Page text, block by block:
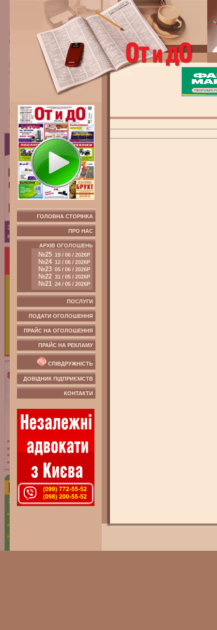
ГОЛОВНА СТОРІНКА
ПРО НАС
АРХІВ ОГОЛОШЕНЬ
№25 19 / 06 / 2026Р
№24 12 / 06 / 2026Р
№23 05 / 06 / 2026Р
№22 31 / 05 / 2026Р
№21 24 / 05 / 2026Р
ПОСЛУГИ
ПОДАТИ ОГОЛОШЕННЯ
ПРАЙС НА ОГОЛОШЕННЯ
ПРАЙС НА РЕКЛАМУ
СПІВДРУЖНІСТЬ
ДОВІДНИК ПІДПРИЄМСТВ
КОНТАКТИ